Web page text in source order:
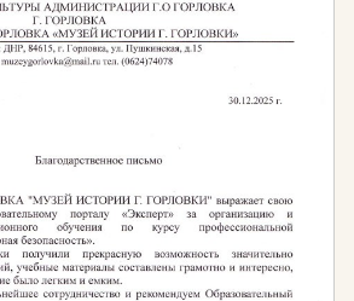
ландшафтного дизайна сегодня
востребованной. Спрос на
широкие возможности для
компаниях, дизайнерских
мастерских, а также для
практики. Ландшафтные
комфортную среду для жизни